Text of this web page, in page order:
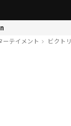
ーテイメント ビクト